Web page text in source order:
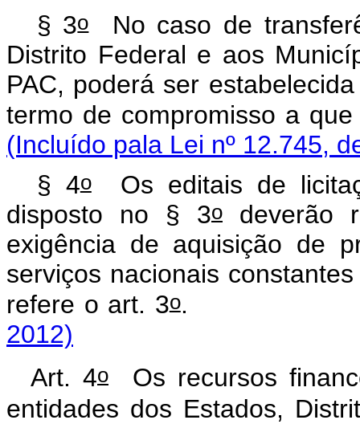
§ 3oNo caso de
Distrito Federal e aos
PAC, poderá ser
termo de compromisso a
(Incluído pala Lei nº 12.745,
§ 4oOs editais de
disposto no § 3o deverão
exigência de aquisição de
serviços nacionais
refere o art. 3o
2012)
Art. 4o Os recursos
entidades dos Estados,